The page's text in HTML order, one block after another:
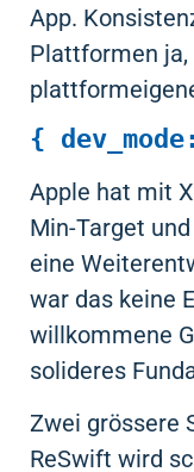
App.
Plattformen
{
Apple hat mit
Min-Target
eine
war das keine
willkommene
solideres
Zwei grössere
ReSwift wird